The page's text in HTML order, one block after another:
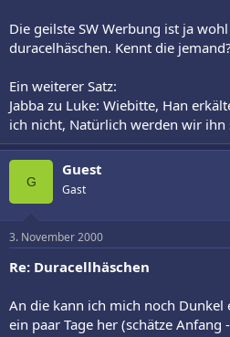
Die geilste SW Werbung ist ja
duracelhäschen. Kennt die jemand?
Ein weiterer Satz:
Jabba zu Luke: Wiebitte, Han
ich nicht, Natürlich werden wir ihn
G
Guest
Gast
3. November 2000
Re: Duracellhäschen
An die kann ich mich noch Dunkel
ein paar Tage her (schätze